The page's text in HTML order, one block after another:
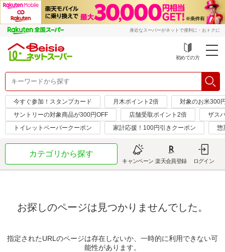
身近なスーパーがネットで便利に・おトクに
初めての方
今すぐ参加！スタンプカード 月木ポイント2倍
対象のお米300
サントリーの対象商品が300円OFF
店舗受取ポイント2倍
ザス
トイレットペーパークーポン
家計応援！100円引きクーポン 惣
カテゴリから探す
キャンペーン 楽天会員登録 ログイン
お探しのページは見つかりませんでした。
指定されたURLのページは存在しないか、一時的に利用できない可
能性があります。